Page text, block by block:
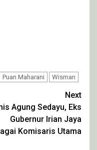
Puan Maharani Wisman
Next
Agung Sedayu, Eks
Gubernur Irian Jaya
Komisaris Utama